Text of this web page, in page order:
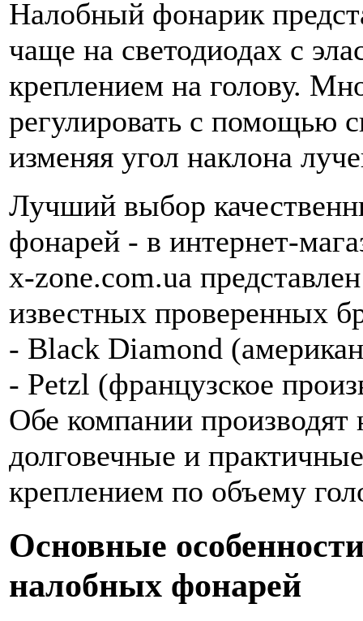
Налобный фонарик
чаще на светодиодах с
креплением на голову.
регулировать с помощью
изменяя угол наклона
Лучший выбор
фонарей - в интернет-
x-zone.com.ua
известных проверенных
- Black Diamond
- Petzl (французское
Обе компании
долговечные и
креплением по объему
Основные
налобных фонарей